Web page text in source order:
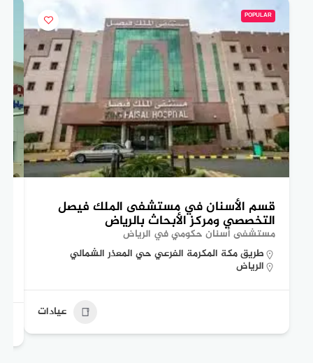
POPULAR
قسم الأسنان في مستشفى الملك فيصل
التخصصي ومركز الأبحاث بالرياض
مستشفى أسنان حكومي في الرياض
طريق مكة المكرمة الفرعي حي المعذر الشمالي
الرياض
عيادات